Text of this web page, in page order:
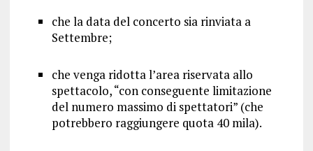
che la data del concerto sia rinviata a
Settembre;
che venga ridotta l’area riservata allo
spettacolo, “con conseguente limitazione
del numero massimo di spettatori” (che
potrebbero raggiungere quota 40 mila).